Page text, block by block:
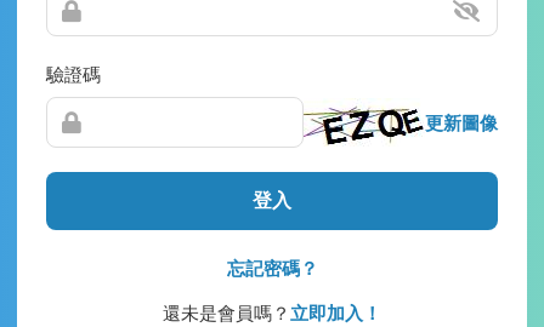
驗證碼
更新圖像
登入
忘記密碼？
還未是會員嗎？ 立即加入！